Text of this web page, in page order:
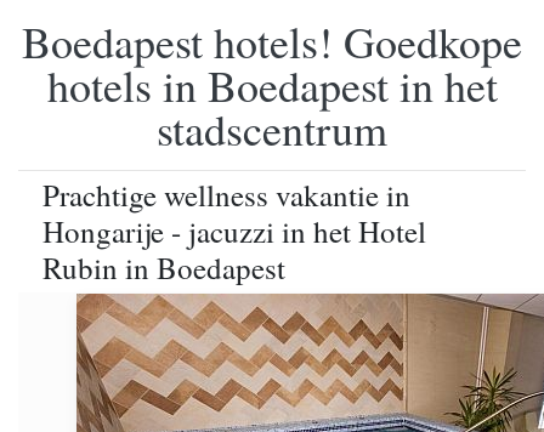
Boedapest hotels! Goedkope
hotels in Boedapest in het
stadscentrum
Prachtige wellness vakantie in
Hongarije - jacuzzi in het Hotel
Rubin in Boedapest